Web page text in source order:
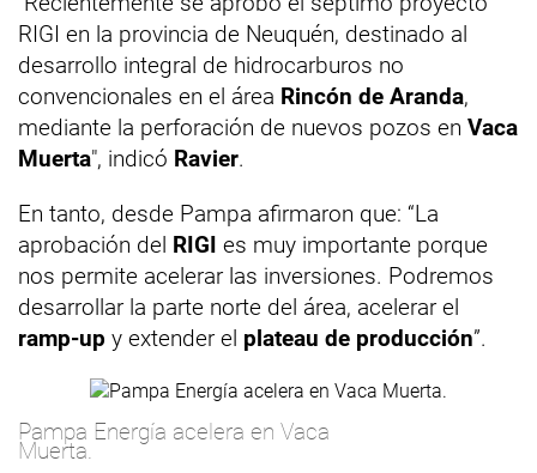
RIGI en la provincia de Neuquén, destinado al
desarrollo integral de hidrocarburos no
convencionales en el área Rincón de Aranda,
mediante la perforación de nuevos pozos en Vaca
Muerta", indicó Ravier.
En tanto, desde Pampa afirmaron que: “La
aprobación del RIGI es muy importante porque
nos permite acelerar las inversiones. Podremos
desarrollar la parte norte del área, acelerar el
ramp-up y extender el plateau de producción”.
Pampa Energía acelera en Vaca
Muerta.